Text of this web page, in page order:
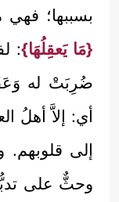
بسببها؛
{مَا يَعقِلُهَا}:
ضُرِبَتْ له
أي: إلاَّ أهلُ
إلى قلوبهم.
وحثٌّ على